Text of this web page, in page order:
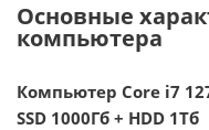
Основные
компьютера
Компьютер Core i7
SSD 1000Гб + HDD 1Тб